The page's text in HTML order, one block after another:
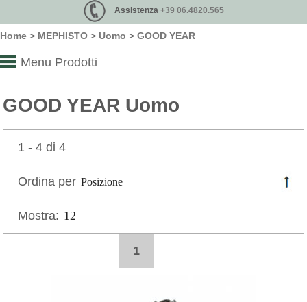
Assistenza +39 06.4820.565
Home > MEPHISTO > Uomo > GOOD YEAR
Menu Prodotti
GOOD YEAR Uomo
1 - 4 di 4
Ordina per
Mostra:
1